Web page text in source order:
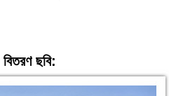
বিতরণ ছবি: